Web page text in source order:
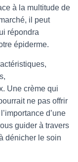
à la multitude de
il peut
répondra
épiderme.
Une crème qui
ne pas offrir
d’une
guider à travers
dénicher le soin